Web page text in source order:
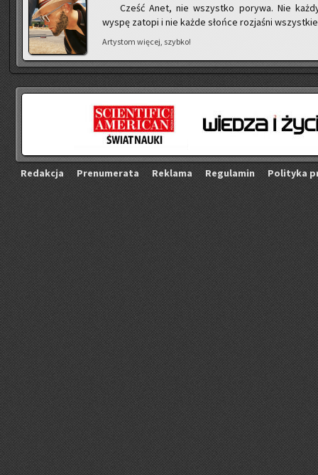
Cześć Anet, nie wszyst­ko po­ry­wa. Nie
wyspę za­to­pi i nie każde słoń­ce roz­ja­śni
Ar­ty­stom wię­cej, szyb­ko!
Re­dak­cja Pre­nu­me­ra­ta Re­kla­ma Re­gu­la­min Po­li­ty­ka